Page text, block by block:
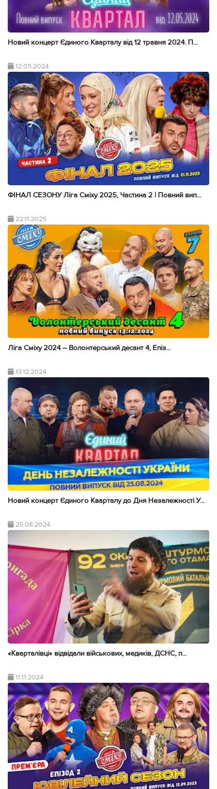
Новий концерт Єдиного Кварталу від 12 травня 2024. П...
12.05.2024
ФІНАЛ СЕЗОНУ Ліга Сміху 2025, Частина 2 | Повний вип...
22.11.2025
Ліга Сміху 2024 – Волонтерський десант 4, Епіз...
13.12.2024
Новий концерт Єдиного Кварталу до Дня Незалежності У...
25.08.2024
«Кварталівці» відвідали військових, медиків, ДСНС, п...
11.11.2024